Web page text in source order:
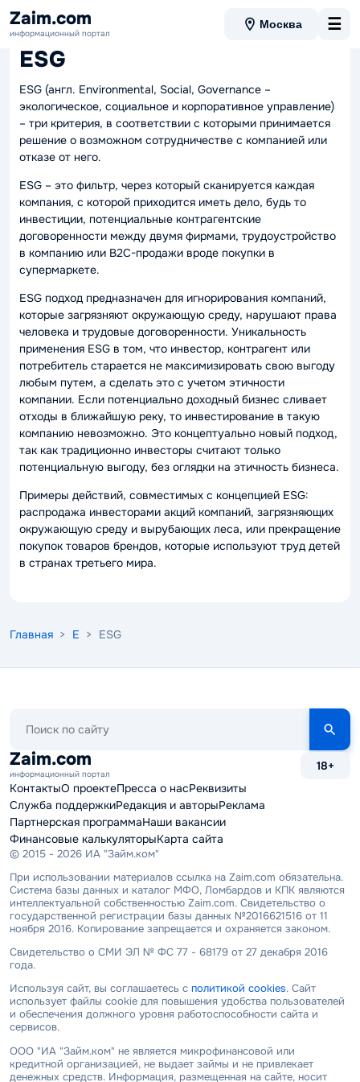
Zaim.com
информационный портал
Москва ☰
Вернуться в словарь
ESG
ESG (англ. Environmental, Social, Governance –
экологическое, социальное и корпоративное управление)
– три критерия, в соответствии с которыми принимается
решение о возможном сотрудничестве с компанией или
отказе от него.
ESG – это фильтр, через который сканируется каждая
компания, с которой приходится иметь дело, будь то
инвестиции, потенциальные контрагентские
договоренности между двумя фирмами, трудоустройство
в компанию или B2C-продажи вроде покупки в
супермаркете.
ESG подход предназначен для игнорирования компаний,
которые загрязняют окружающую среду, нарушают права
человека и трудовые договоренности. Уникальность
применения ESG в том, что инвестор, контрагент или
потребитель старается не максимизировать свою выгоду
любым путем, а сделать это с учетом этичности
компании. Если потенциально доходный бизнес сливает
отходы в ближайшую реку, то инвестирование в такую
компанию невозможно. Это концептуально новый подход,
так как традиционно инвесторы считают только
потенциальную выгоду, без оглядки на этичность бизнеса.
Примеры действий, совместимых с концепцией ESG:
распродажа инвесторами акций компаний, загрязняющих
окружающую среду и вырубающих леса, или прекращение
покупок товаров брендов, которые используют труд детей
в странах третьего мира.
Главная > E > ESG
сайту
Zaim.com
информационный портал
18+
КонтактыО проектеПресса о насРеквизиты
Служба поддержкиРедакция и авторыРеклама
Партнерская программаНаши вакансии
Финансовые калькуляторыКарта сайта
© 2015 - 2026 ИА "Займ.ком"
При использовании материалов ссылка на Zaim.com обязательна.
Система базы данных и каталог МФО, Ломбардов и КПК являются
интеллектуальной собственностью Zaim.com. Свидетельство о
государственной регистрации базы данных №2016621516 от 11
ноября 2016. Копирование запрещается и охраняется законом.
Свидетельство о СМИ ЭЛ № ФС 77 - 68179 от 27 декабря 2016
года.
Используя сайт, вы соглашаетесь с политикой cookies. Сайт
использует файлы cookie для повышения удобства пользователей
и обеспечения должного уровня работоспособности сайта и
сервисов.
ООО "ИА "Займ.ком" не является микрофинансовой или
кредитной организацией, не выдает займы и не привлекает
денежных средств. Информация, размещенная на сайте, носит